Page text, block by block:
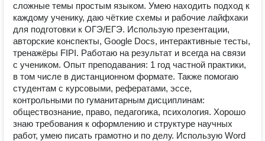
сложные темы простым языком. Умею находить подход к
каждому ученику, даю чёткие схемы и рабочие лайфхаки
для подготовки к ОГЭ/ЕГЭ. Использую презентации,
авторские конспекты, Google Docs, интерактивные тесты,
тренажёры FIPI. Работаю на результат и всегда на связи
с учеником. Опыт преподавания: 1 год частной практики,
в том числе в дистанционном формате. Также помогаю
студентам с курсовыми, рефератами, эссе,
контрольными по гуманитарным дисциплинам:
обществознание, право, педагогика, психология. Хорошо
знаю требования к оформлению и структуре научных
работ, умею писать грамотно и по делу. Использую Word